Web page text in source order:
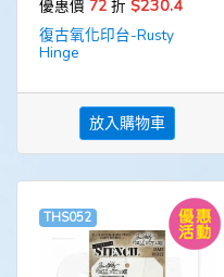
優惠價 72 折 $230.4
復古氧化印台-Rusty
Hinge
放入購物車
THS052